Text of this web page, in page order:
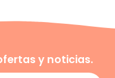
y noticias.